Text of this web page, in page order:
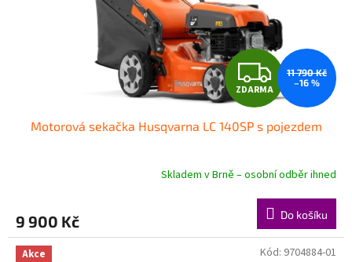
Z
D
A
R
M
A
ZDARMA
11 790 Kč
–16 %
Motorová sekačka Husqvarna LC 140SP s pojezdem
Skladem v Brně – osobní odběr ihned
9 900 Kč Do košíku
Akce Kód: 9704884-01